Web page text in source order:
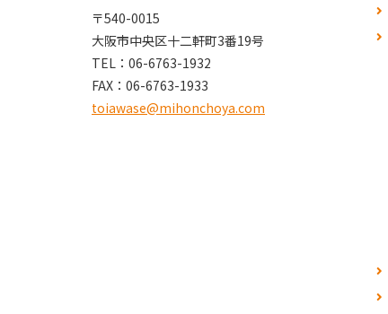
〒540-0015
大阪市中央区十二軒町3番19号
TEL： 06-6763-1932
FAX： 06-6763-1933
toiawase@mihonchoya.com